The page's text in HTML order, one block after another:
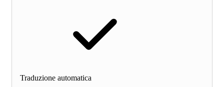
Traduzione automatica